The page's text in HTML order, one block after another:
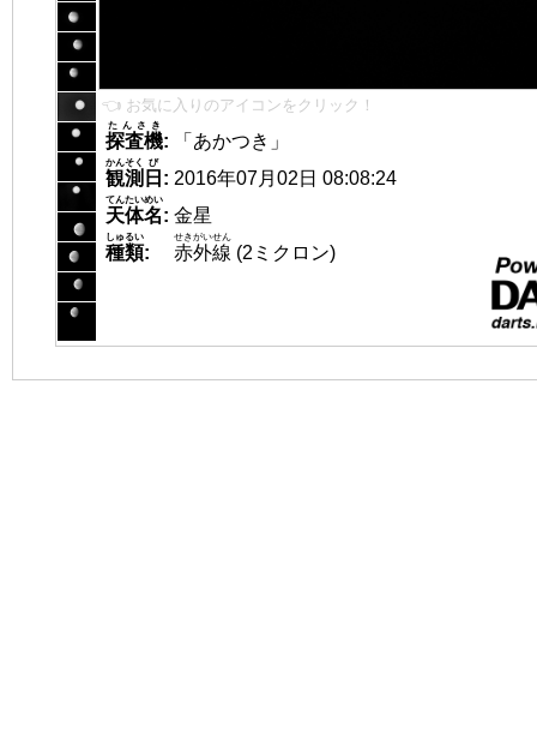
👈 お気に入りのアイコンをクリック！
探査機
たんさき
:
「あかつき」
観測
かんそく
日
び
: 2016年07月02日 08:08:24
天体名
てんたいめい
: 金星
種類
しゅるい
: 赤外線
せきがいせん
(2ミクロン)